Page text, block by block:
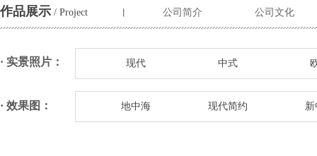
公司简介 公司文化
作品展示 / Project
现代 中式
· 实景照片：
地中海 现代简约
· 效果图：